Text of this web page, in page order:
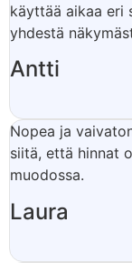
käyttää aikaa eri
yhdestä
Antti
Nopea ja
siitä, että hinnat
muodossa.
Laura